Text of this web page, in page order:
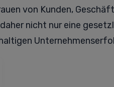
von Kunden,
nicht nur eine